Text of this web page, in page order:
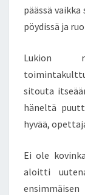
päässä
pöydissä ja
Lukion
sitouta
häneltä
hyvää,
Ei ole
aloitti